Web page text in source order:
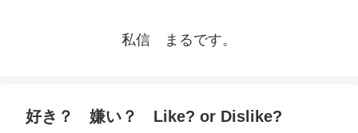
私信 まるです。
好き？ 嫌い？ Like? or Dislike?